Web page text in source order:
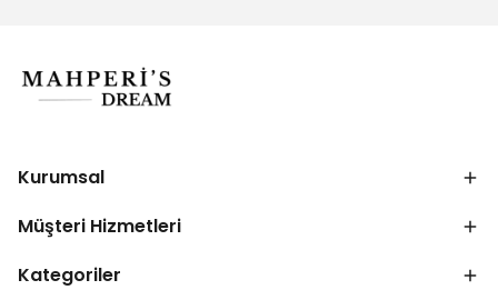
Kurumsal
Müşteri Hizmetleri
Kategoriler